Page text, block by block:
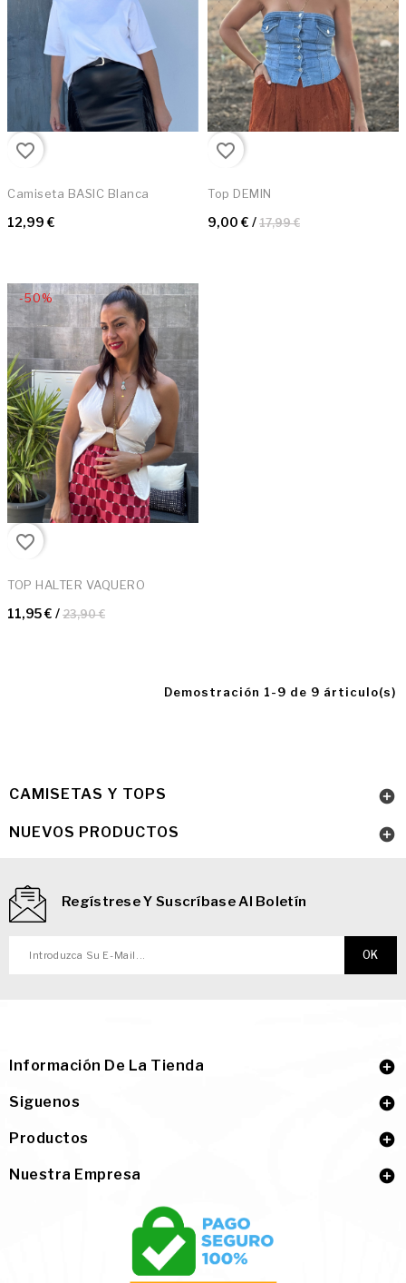
favorite_border
Camiseta BASIC Blanca
12,99 €
favorite_border
Top DEMIN
9,00 € / 17,99 €
-50%
favorite_border
TOP HALTER VAQUERO
11,95 € / 23,90 €
Demostración 1-9 de 9 árticulo(s)
CAMISETAS Y TOPS 
NUEVOS PRODUCTOS 
Regístrese Y Suscríbase Al Boletín
Información De La Tienda 
Siguenos 
Productos 
Nuestra Empresa 